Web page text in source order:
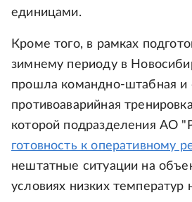
единицами.
Кроме того, в рамках
зимнему периоду в
прошла командно-штабная и
противоаварийная
которой подразделения АО
готовность к оперативному
нештатные ситуации на
условиях низких температур